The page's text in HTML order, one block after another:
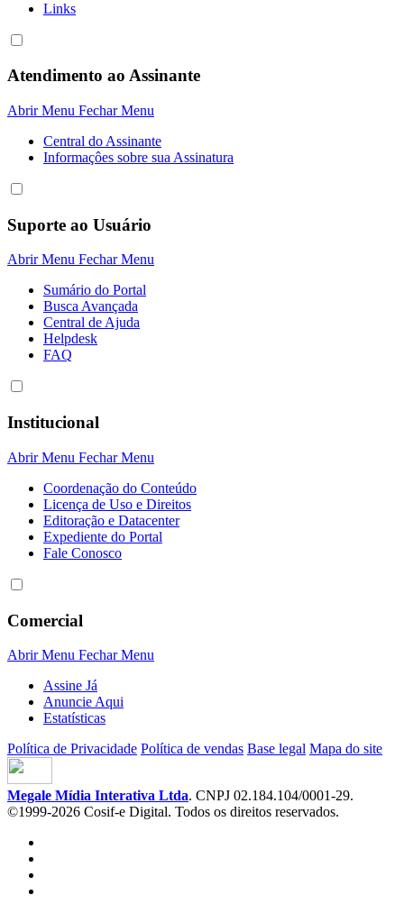
Links
Atendimento ao Assinante
Abrir Menu Fechar Menu
Central do Assinante
Informaçôes sobre sua Assinatura
Suporte ao Usuário
Abrir Menu Fechar Menu
Sumário do Portal
Busca Avançada
Central de Ajuda
Helpdesk
FAQ
Institucional
Abrir Menu Fechar Menu
Coordenação do Conteúdo
Licença de Uso e Direitos
Editoração e Datacenter
Expediente do Portal
Fale Conosco
Comercial
Abrir Menu Fechar Menu
Assine Já
Anuncie Aqui
Estatísticas
Política de Privacidade Política de vendas Base legal Mapa do site
Megale Mídia Interativa Ltda. CNPJ 02.184.104/0001-29.
©1999-2026 Cosif-e Digital. Todos os direitos reservados.